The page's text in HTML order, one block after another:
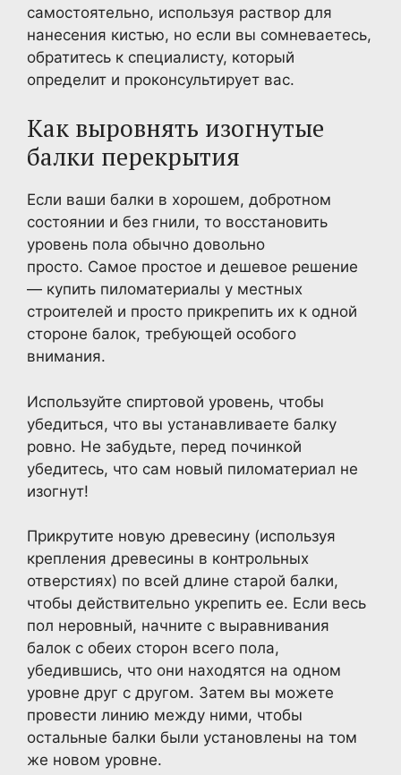
самостоятельно, используя раствор для
нанесения кистью, но если вы сомневаетесь,
обратитесь к специалисту, который
определит и проконсультирует вас.
Как выровнять изогнутые
балки перекрытия
Если ваши балки в хорошем, добротном
состоянии и без гнили, то восстановить
уровень пола обычно довольно
просто. Самое простое и дешевое решение
— купить пиломатериалы у местных
строителей и просто прикрепить их к одной
стороне балок, требующей особого
внимания.
Используйте спиртовой уровень, чтобы
убедиться, что вы устанавливаете балку
ровно. Не забудьте, перед починкой
убедитесь, что сам новый пиломатериал не
изогнут!
Прикрутите новую древесину (используя
крепления древесины в контрольных
отверстиях) по всей длине старой балки,
чтобы действительно укрепить ее. Если весь
пол неровный, начните с выравнивания
балок с обеих сторон всего пола,
убедившись, что они находятся на одном
уровне друг с другом. Затем вы можете
провести линию между ними, чтобы
остальные балки были установлены на том
же новом уровне.